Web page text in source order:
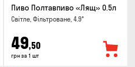
Пиво Полтавпиво «Лящ» 0.5л
Світле, Фільтроване, 4.9°
49,50
грн за 1 шт